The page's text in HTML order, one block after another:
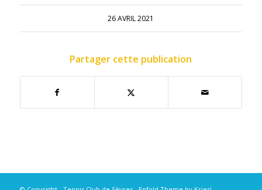
26 AVRIL 2021
Partager cette publication